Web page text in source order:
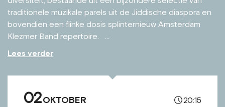
traditionele muzikale parels uit de Jiddische diaspora en
bovendien een flinke dosis splinternieuw Amsterdam
Klezmer Band repertoire. ...
Lees verder
02OKTOBER 20:15